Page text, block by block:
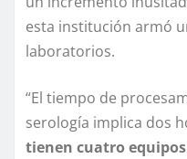
esta institución armó
laboratorios.
“El tiempo de
serología implica dos
tienen cuatro